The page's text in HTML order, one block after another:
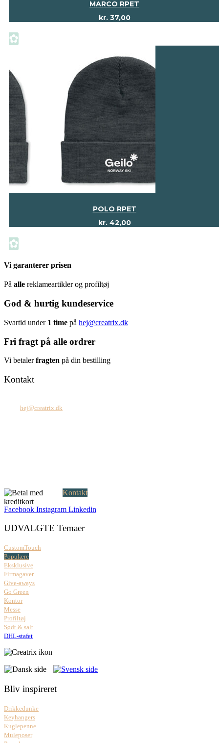
MARCO RPET
kr.37,00
✿
POLO RPET
kr.42,00
✿
Vi garanterer prisen
På alle reklameartikler og profiltøj
God & hurtig kundeservice
Svartid under 1 time på hej@creatrix.dk
Fri fragt på alle ordrer
Vi betalerfragten på din bestilling
Kontakt
hej@creatrix.dk
Kontakt
Facebook Instagram Linkedin
UDVALGTE Temaer
CustomTouch
Populære
Eksklusive
Firmagaver
Give-aways
Go Green
Kontor
Messe
Profiltøj
Sødt & salt
DHL-stafet
Bliv inspireret
Drikkedunke
Keyhangers
Kuglepenne
Muleposer